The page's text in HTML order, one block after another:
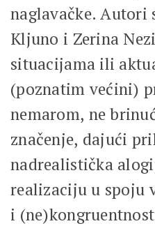
naglavačke.
Kljuno i Zerina
situacijama ili
(poznatim većini)
nemarom, ne
značenje, dajući
nadrealistička
realizaciju u spoju
i